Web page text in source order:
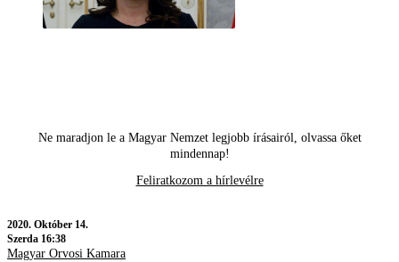
Ne maradjon le a Magyar Nemzet legjobb írásairól, olvassa őket
mindennap!
Feliratkozom a hírlevélre
2020. Október 14.
Szerda 16:38
Magyar Orvosi Kamara